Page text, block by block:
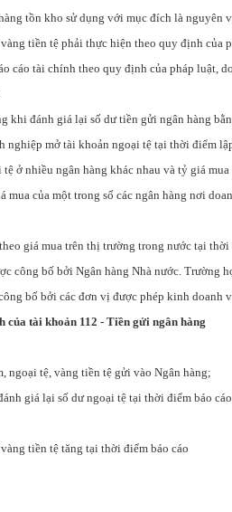
tồn kho sử dụng với mục đích là nguyên
tiền tệ phải thực hiện theo quy định của
cáo tài chính theo quy định của pháp luật,
khi đánh giá lại số dư tiền gửi ngân hàng
nghiệp mở tài khoản ngoại tệ tại thời điểm
ở nhiều ngân hàng khác nhau và tỷ giá
mua của một trong số các ngân hàng nơi
giá mua trên thị trường trong nước tại thời
công bố bởi Ngân hàng Nhà nước. Trường
bố bởi các đơn vị được phép kinh doanh
của tài khoản 112 - Tiền gửi ngân hàng
tệ, vàng tiền tệ gửi vào Ngân hàng;
giá lại số dư ngoại tệ tại thời điểm báo
tiền tệ tăng tại thời điểm báo cáo